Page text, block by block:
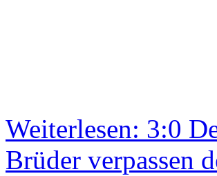
Weiterlesen: 3:0
Brüder verpassen